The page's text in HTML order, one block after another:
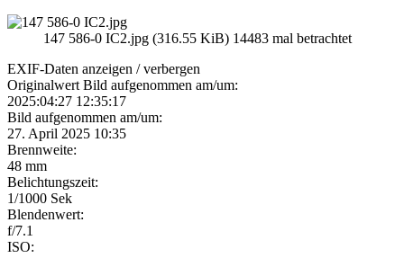
147 586-0 IC2.jpg (316.55 KiB) 14483 mal betrachtet
EXIF-Daten anzeigen / verbergen
Originalwert Bild aufgenommen am/um:
2025:04:27 12:35:17
Bild aufgenommen am/um:
27. April 2025 10:35
Brennweite:
48 mm
Belichtungszeit:
1/1000 Sek
Blendenwert:
f/7.1
ISO: